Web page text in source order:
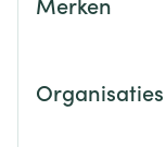
Organisaties